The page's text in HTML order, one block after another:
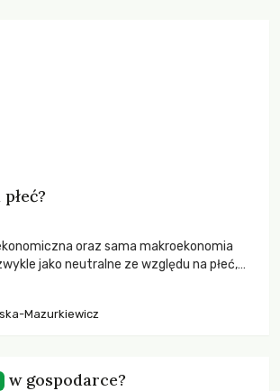
oraz sama makroekonomia
jako neutralne ze względu na płeć,
europejska waluta, euro, ma wpływ na
Mazurkiewicz
w gospodarce?